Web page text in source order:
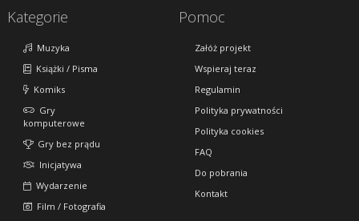
Kategorie
Muzyka
Książki / Pisma
Komiks
Gry
komputerowe
Gry bez prądu
Inicjatywa
Wydarzenie
Film / Fotografia
Pomoc
Załóż projekt
Wspieraj teraz
Regulamin
Polityka prywatności
Polityka cookies
FAQ
Do pobrania
Kontakt